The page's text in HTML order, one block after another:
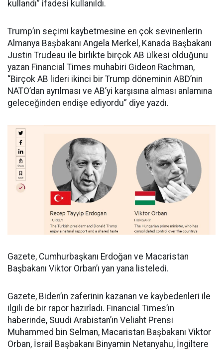
kullandı” ifadesi kullanıldı.
Trump’ın seçimi kaybetmesine en çok sevinenlerin
Almanya Başbakanı Angela Merkel, Kanada Başbakanı
Justin Trudeau ile birlikte birçok AB ülkesi olduğunu
yazan Financial Times muhabiri Gideon Rachman,
“Birçok AB lideri ikinci bir Trump döneminin ABD’nin
NATO’dan ayrılması ve AB’yi karşısına alması anlamına
geleceğinden endişe ediyordu” diye yazdı.
Gazete, Cumhurbaşkanı Erdoğan ve Macaristan
Başbakanı Viktor Orban’ı yan yana listeledi.
Gazete, Biden’ın zaferinin kazanan ve kaybedenleri ile
ilgili de bir rapor hazırladı. Financial Times’ın
haberinde, Suudi Arabistan’ın Veliaht Prensi
Muhammed bin Selman, Macaristan Başbakanı Viktor
Orban, İsrail Başbakanı Binyamin Netanyahu, İngiltere